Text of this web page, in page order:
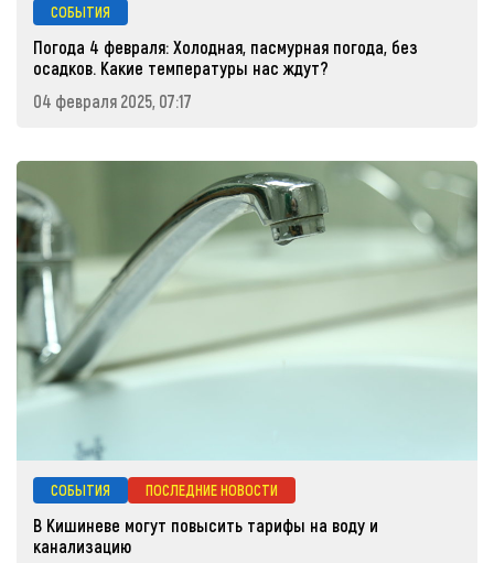
СОБЫТИЯ
Погода 4 февраля: Холодная, пасмурная погода, без
осадков. Какие температуры нас ждут?
04 февраля 2025, 07:17
СОБЫТИЯ ПОСЛЕДНИЕ НОВОСТИ
В Кишиневе могут повысить тарифы на воду и
канализацию